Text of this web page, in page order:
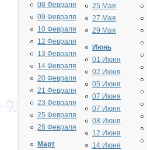
08 Февраля
09 Февраля
10 Февраля
12 Февраля
13 Февраля
14 Февраля
20 Февраля
21 Февраля
23 Февраля
25 Февраля
28 Февраля
Март
25 Мая
27 Мая
29 Мая
Июнь
01 Июня
02 Июня
05 Июня
07 Июня
07 Июня
08 Июня
12 Июня
14 Июня